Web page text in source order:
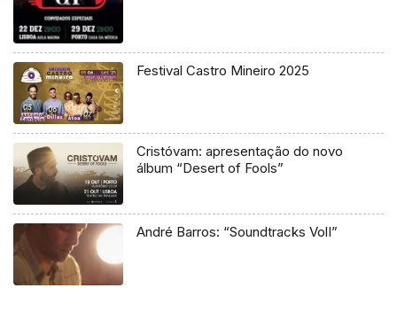
Festival Castro Mineiro 2025
Cristóvam: apresentação do novo
álbum “Desert of Fools”
André Barros: “Soundtracks VolI”